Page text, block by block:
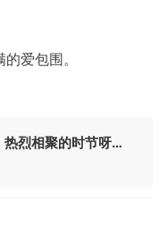
爱包围。
冬天，是煮好热红酒、热烈相聚的时节呀！ Vol. 044